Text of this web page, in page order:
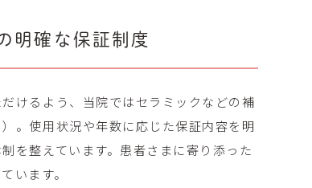
明確な保証制度
けるよう、当院ではセラミックなどの補
。使用状況や年数に応じた保証内容を明
を整えています。患者さまに寄り添った
います。